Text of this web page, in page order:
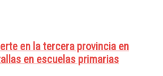
en la tercera provincia en
en escuelas primarias